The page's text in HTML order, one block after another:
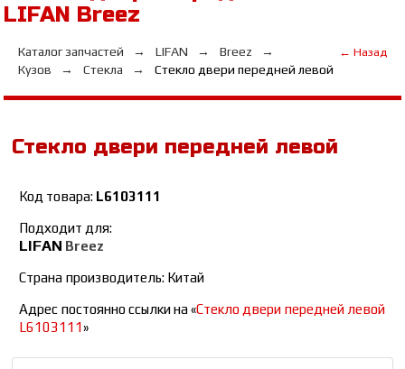
LIFAN Breez
Каталог запчастей LIFAN
Breez
Кузов
Стекла Стекло двери передней левой
← Назад
Стекло двери передней левой
Код товара: L6103111
Подходит для:
LIFAN Breez
Страна производитель: Китай
Адрес постоянно ссылки на «Стекло двери передней левой
L6103111»